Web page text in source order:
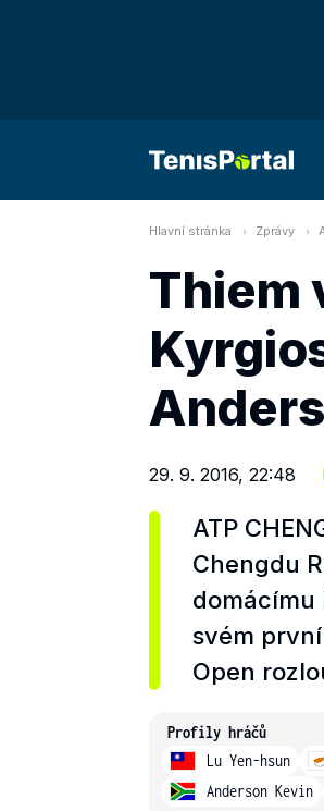
Hlavní stránka Zprávy
Thiem
29. 9. 2016, 22:48
ATP
Chengdu
domácímu
svém
Open
Profily hráčů
Lu Yen-hsun
Anderson Kevin